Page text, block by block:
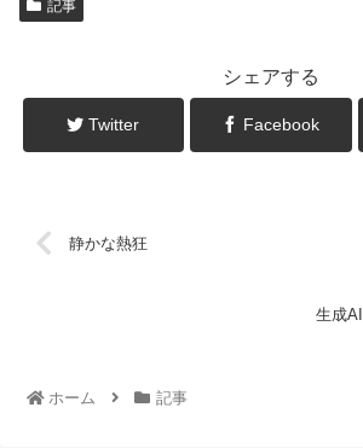
記事
シェアする
Twitter Facebook
静かな熱狂
生成
ホーム 記事